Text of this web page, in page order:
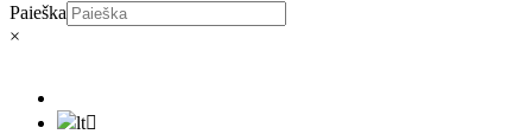
Paieška
×
lt